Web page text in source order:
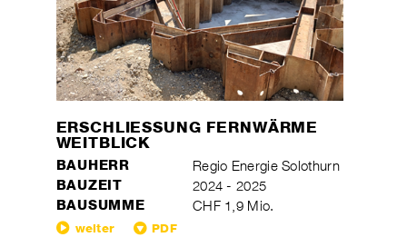
ERSCHLIESSUNG FERNWÄRME
WEITBLICK
BAUHERR Regio Energie Solothurn
BAUZEIT 2024 - 2025
BAUSUMME CHF 1,9 Mio.
weiter PDF